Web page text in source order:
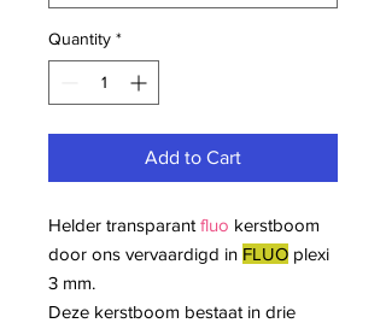
Quantity *
Add to Cart
Helder transparant fluo kerstboom
door ons vervaardigd in FLUO plexi
3 mm.
Deze kerstboom bestaat in drie